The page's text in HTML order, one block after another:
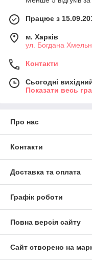
Працює з
м. Харків
ул. Богдана
Контакти
Сьогодні
Показати весь
Про нас
Контакти
Доставка та оплата
Графік роботи
Повна версія сайту
Сайт створено на